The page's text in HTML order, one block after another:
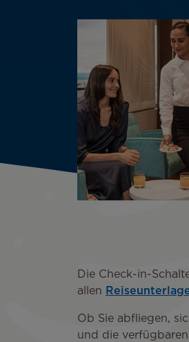
Die Check-in-
allen
Ob Sie abfliegen,
und die